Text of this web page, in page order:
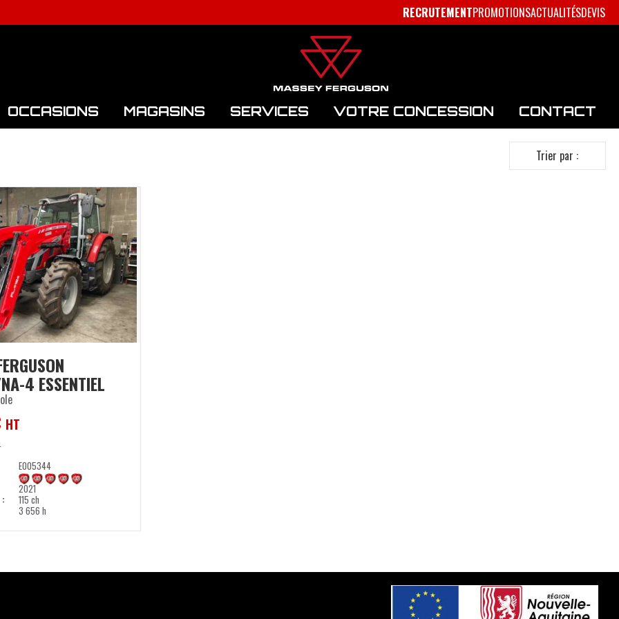
RECRUTEMENTPROMOTIONSACTUALITÉSDEVIS
OCCASIONS MAGASINS SERVICES VOTRE CONCESSION CONTACT
Trier par :
4 ESSENTIEL
E005344
2021
115 ch
3 656 h
HT